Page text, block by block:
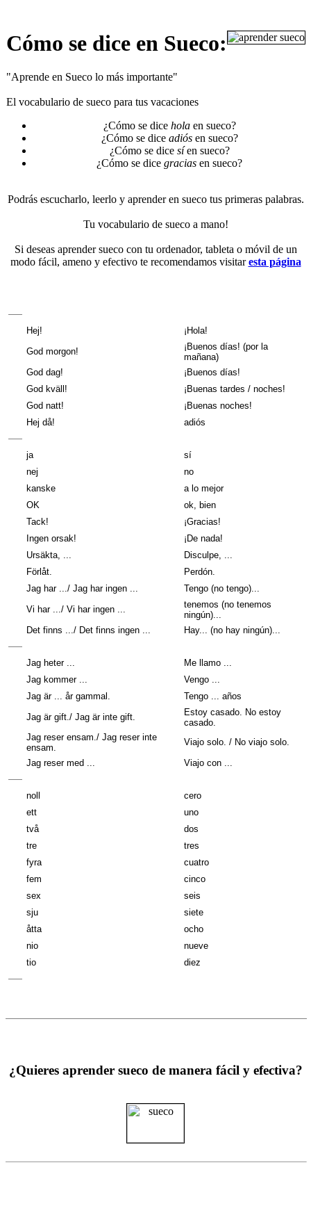
Cómo se dice en Sueco:
"Aprende en Sueco lo más importante"
El vocabulario de sueco para tus vacaciones
¿Cómo se dice holaen sueco?
¿Cómo se dice adiósen sueco?
¿Cómo se dice síen sueco?
¿Cómo se dice gracias en sueco?
Podrás escucharlo, leerlo y aprender en sueco tus primeras palabras.
Tu vocabulario de sueco a mano!
Si deseas aprender sueco con tu ordenador, tableta o móvil de un
modo fácil, ameno y efectivo te recomendamos visitaresta página
Hej!
¡Hola!
God morgon!
¡Buenos días! (por la
mañana)
God dag!
¡Buenos días!
God kväll!
¡Buenas tardes / noches!
God natt!
¡Buenas noches!
Hej då!
adiós
ja
sí
nej
no
kanske
a lo mejor
OK
ok, bien
Tack!
¡Gracias!
Ingen orsak!
¡De nada!
Ursäkta, ...
Disculpe, ...
Förlåt.
Perdón.
Jag har .../ Jag har ingen ...
Tengo (no tengo)...
Vi har .../ Vi har ingen ...
tenemos (no tenemos
ningún)...
Det finns .../ Det finns ingen ...
Hay... (no hay ningún)...
Jag heter ...
Me llamo ...
Jag kommer ...
Vengo ...
Jag är ... år gammal.
Tengo ... años
Jag är gift./ Jag är inte gift.
Estoy casado. No estoy
casado.
Jag reser ensam./ Jag reser inte
ensam.
Viajo solo. / No viajo solo.
Jag reser med ...
Viajo con ...
noll
cero
ett
uno
två
dos
tre
tres
fyra
cuatro
fem
cinco
sex
seis
sju
siete
åtta
ocho
nio
nueve
tio
diez
¿Quieres aprender sueco de manera fácil y efectiva?